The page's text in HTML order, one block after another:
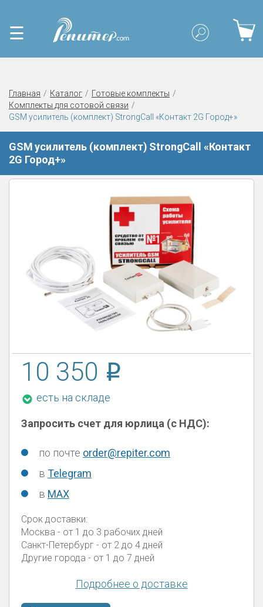
☰
Главная Каталог
Готовые комплекты
Комплекты для сотовой связи
GSM усилитель (комплект) StrongCall «Контакт 2G Город+»
GSM усилитель (комплект) StrongCall «Контакт
2G Город+»
10 350
есть на складе
Запросить счет для юрлица (с НДС):
по почте order@repiter.com
в Telegram
в MAX
Срок доставки:
Москва - от 1 до 3 рабочих дней
Санкт-Петербург - от 2 до 4 дней
Другие города - от 1 до 7 дней
Подробнее о доставке